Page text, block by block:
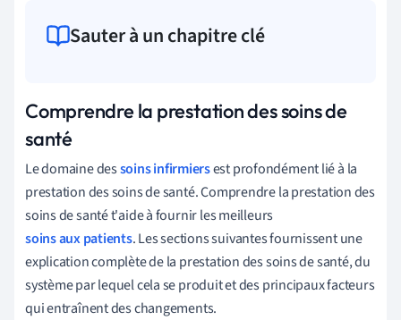
Sauter à un chapitre clé
Comprendre la prestation des soins de
santé
Le domaine dessoins infirmiersest profondément lié à la
prestation des soins de santé. Comprendre la prestation des
soins de santé t'aide à fournir les meilleurs
soins aux patients. Les sections suivantes fournissent une
explication complète de la prestation des soins de santé, du
système par lequel cela se produit et des principaux facteurs
qui entraînent des changements.